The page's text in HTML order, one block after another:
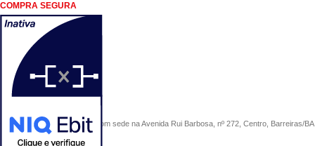
COMPRA SEGURA
COMERCIAL SÃO PAULO, com sede na Avenida Rui Barbosa, nº 272, Centro, Barreiras/